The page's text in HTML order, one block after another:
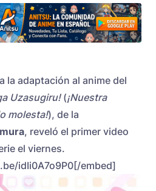
la adaptación al anime del
Uzasugiru!(¡Nuestra
molesta!), de la
, reveló el primer video
el viernes.
idIi0A7o9P0[/embed]